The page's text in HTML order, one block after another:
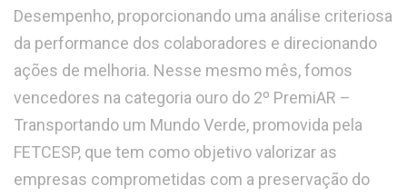
Desempenho, proporcionando uma análise criteriosa
da performance dos colaboradores e direcionando
ações de melhoria. Nesse mesmo mês, fomos
vencedores na categoria ouro do 2º PremiAR –
Transportando um Mundo Verde, promovida pela
FETCESP, que tem como objetivo valorizar as
empresas comprometidas com a preservação do